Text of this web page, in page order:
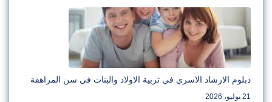
دبلوم الارشاد الاسري في تربية الاولاد والبنات في سن المراهقة
21 يوليو، 2026